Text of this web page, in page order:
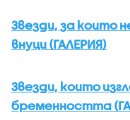
Звезди, за които
внуци (ГАЛЕРИЯ)
Звезди, които
бременността